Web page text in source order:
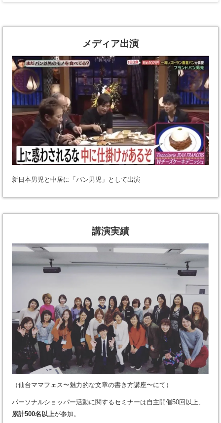
メディア出演
新日本男児と中居に「パン男児」として出演
講演実績
（仙台ママフェス〜魅力的な文章の書き方講座〜にて）
パーソナルショッパー活動に関するセミナーは自主開催50回以上、
累計500名以上が参加。